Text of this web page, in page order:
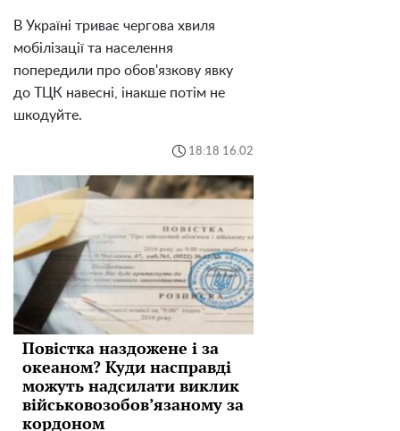
В Україні триває чергова хвиля
мобілізації та населення
попередили про обов'язкову явку
до ТЦК навесні, інакше потім не
шкодуйте.
18:18 16.02
Повістка наздожене і за
океаном? Куди насправді
можуть надсилати виклик
військовозобов’язаному за
кордоном